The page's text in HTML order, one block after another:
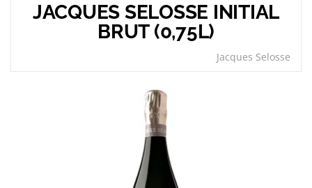
JACQUES SELOSSE INITIAL
BRUT (0,75L)
Jacques Selosse